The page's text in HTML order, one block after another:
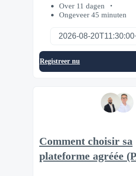
Over 11 dagen
Ongeveer 45 minuten
Registreer nu
Comment choisir sa
plateforme agréée